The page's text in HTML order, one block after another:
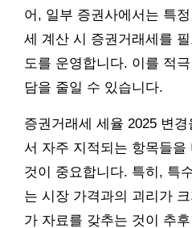
어, 일부 증권사에서는 특
세 계산 시 증권거래세를
도를 운영합니다. 이를 적
담을 줄일 수 있습니다.
증권거래세 세율 2025 변경
서 자주 지적되는 항목들
것이 중요합니다. 특히, 특
는 시장 가격과의 괴리가
가 자료를 갖추는 것이 추